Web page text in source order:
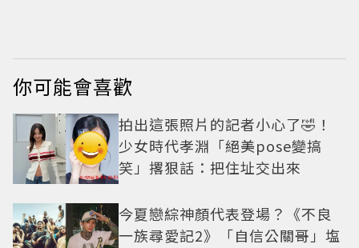
你可能會喜歡
拍出這張照片的記者小心了🤣！
少女時代孝淵「絕美pose變搞
笑」撂狠話：把住址交出來
今夏戀綜神顏代表登場？《不良
一族尋愛記2》「自信公關哥」塩